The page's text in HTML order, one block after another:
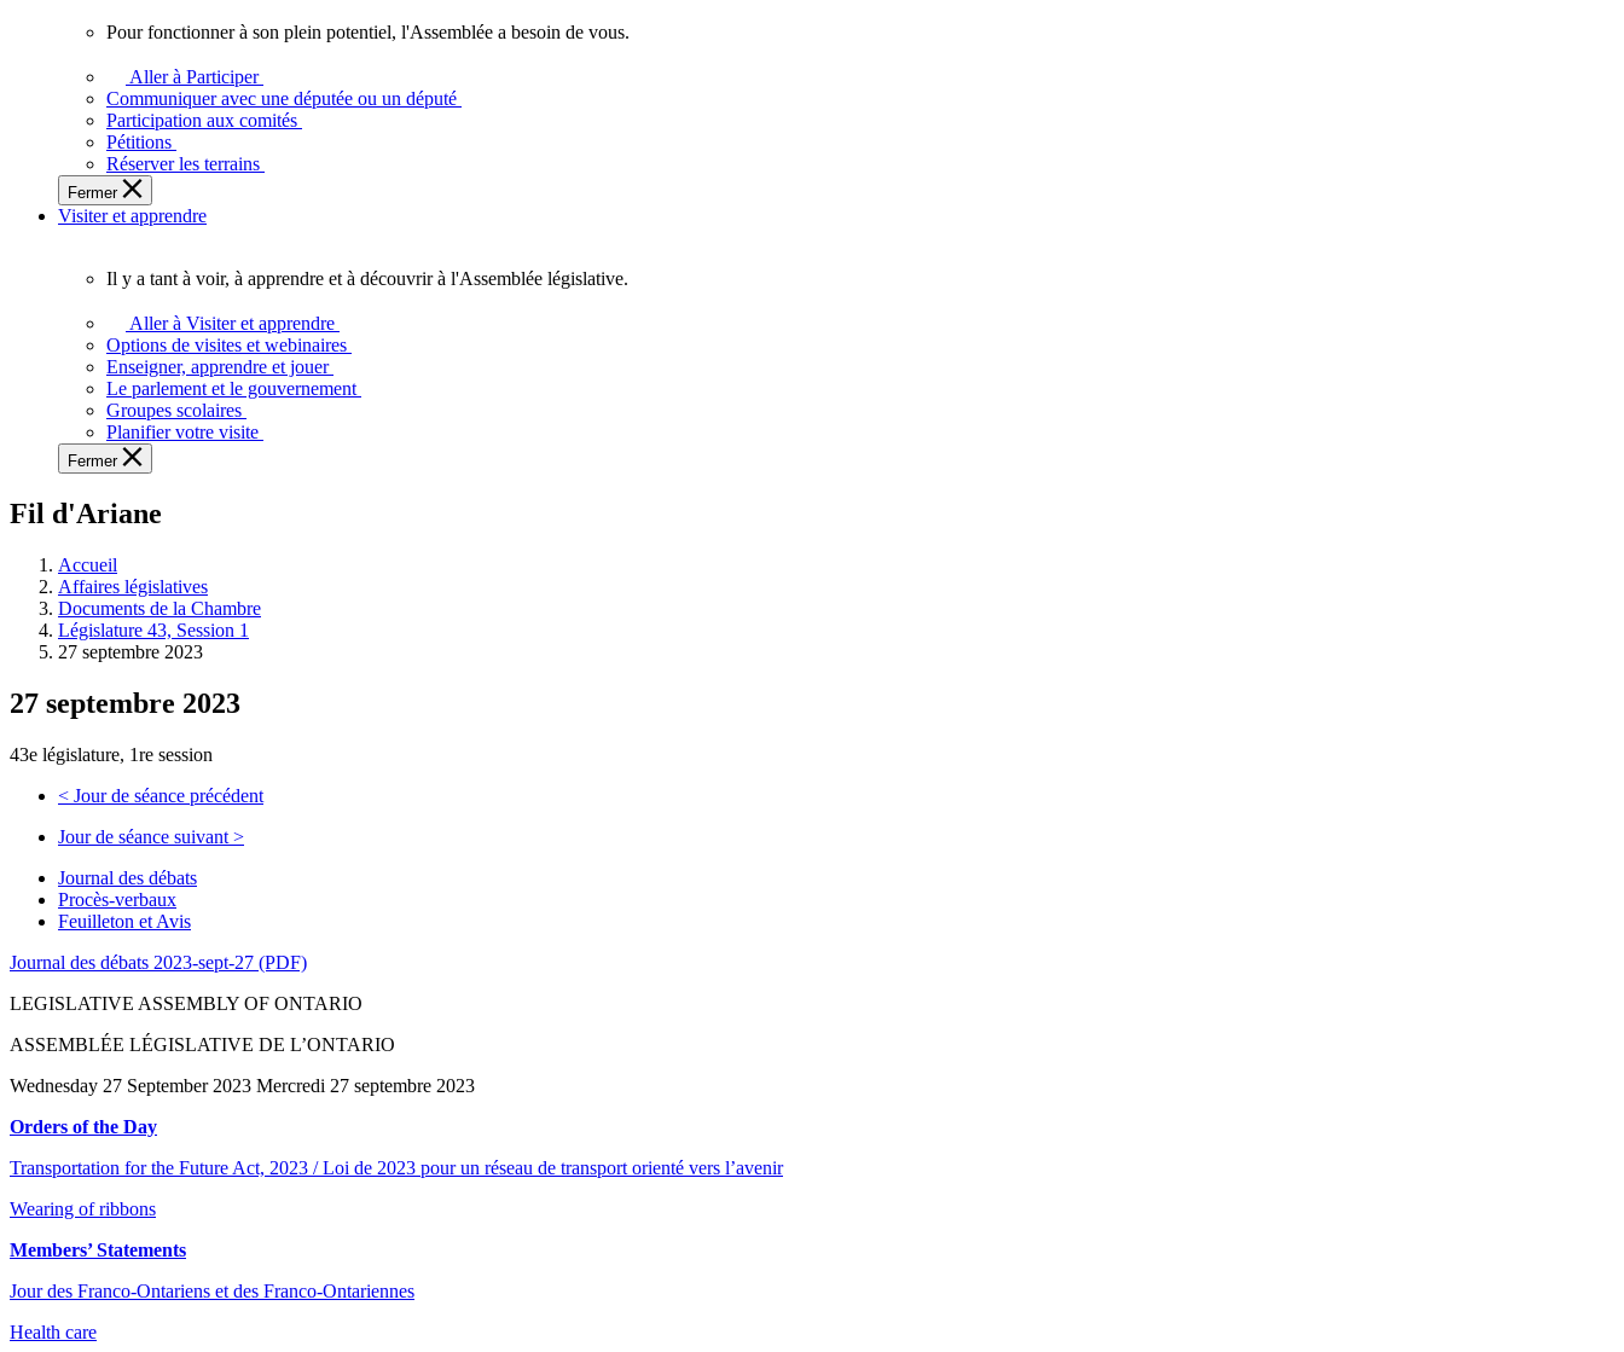
Ontariens.
fonctionner
plein
potentiel,
l'Assemblée
a
besoin
Pour fonctionner à son plein potentiel, l'Assemblée a besoin de vous.
Aller à Participer
Communiquer avec une députée ou un député
Participation aux comités
Pétitions
Réserver les terrains
Fermer
Visiter et apprendre
voir,
apprendre
et
découvrir
l'Assemblée
législative.
Il y a tant à voir, à apprendre et à découvrir à l'Assemblée législative.
Aller à Visiter et apprendre
Options de visites et webinaires
Enseigner, apprendre et jouer
Le parlement et le gouvernement
Groupes scolaires
Planifier votre visite
Fermer
Fil d'Ariane
Accueil
Affaires législatives
Documents de la Chambre
Législature 43, Session 1
27 septembre 2023
27 septembre 2023
43e législature, 1re session
< Jour de séance précédent
Jour de séance suivant >
Journal des débats
Procès-verbaux
Feuilleton et Avis
Journal des débats 2023-sept-27 (PDF)
LEGISLATIVE ASSEMBLY OF ONTARIO
ASSEMBLÉE LÉGISLATIVE DE L’ONTARIO
Wednesday 27 September 2023 Mercredi 27 septembre 2023
Orders of the Day
Transportation for the Future Act, 2023 / Loi de 2023 pour un réseau de transport orienté vers l’avenir
Wearing of ribbons
Members’ Statements
Jour des Franco-Ontariens et des Franco-Ontariennes
Health care